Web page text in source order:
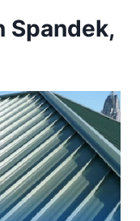
Spandek,